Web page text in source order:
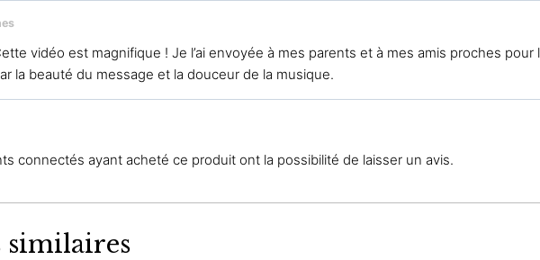
vidéo est magnifique ! Je l’ai envoyée à mes parents et à mes amis proches pour
la beauté du message et la douceur de la musique.
connectés ayant acheté ce produit ont la possibilité de laisser un avis.
similaires